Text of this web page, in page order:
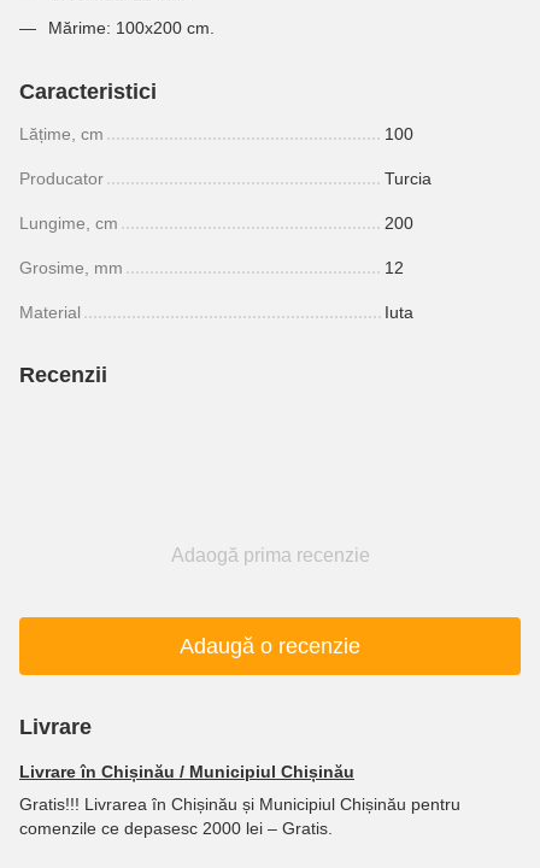
Mărime: 100x200 cm.
Caracteristici
Lățime, cm 100
Producator Turcia
Lungime, cm 200
Grosime, mm 12
Material Iuta
Recenzii
Adaogă prima recenzie
Adaugă o recenzie
Livrare
Livrare în Chișinău / Municipiul Chișinău
Gratis!!! Livrarea în Chișinău și Municipiul Chișinău pentru
comenzile ce depasesc 2000 lei – Gratis.